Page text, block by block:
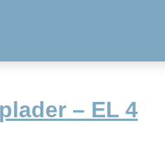
– EL 4